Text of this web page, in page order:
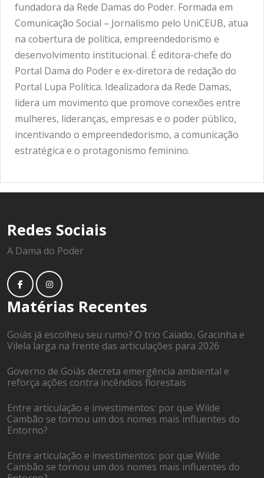
fundadora da Rede Damas do Poder. Formada em
Comunicação Social – Jornalismo pelo UniCEUB, atua
na cobertura de política, empreendedorismo e
desenvolvimento institucional. É editora-chefe do
Portal Dama do Poder e ex-diretora de redação do
Portal Lupa Política. Idealizadora da Rede Damas,
lidera um movimento que promove conexões entre
mulheres, lideranças, empresas e o poder público,
incentivando o empreendedorismo, a comunicação
estratégica e o protagonismo feminino.
Redes Sociais
A Dama do Poder
Matérias Recentes
Goiás já escolheu seu rumo? O trio Caiado, Gracinha e
Vilela larga na frente das articulações para 2026
Governo de Goiás decreta emergência ambiental e
reforça ações contra incêndios florestais
Entre articulação e investimentos: por que Wilde
Cambão se tornou um dos nomes mais influentes do
Entorno?
Entre articulação e investimentos: por que Wilde
Cambão se tornou um dos nomes mais influentes do